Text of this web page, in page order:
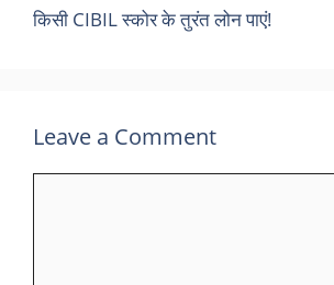
किसी CIBIL स्कोर के तुरंत लोन पाएं!
Leave a Comment